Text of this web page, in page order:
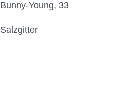
Bunny-Young, 33
Salzgitter